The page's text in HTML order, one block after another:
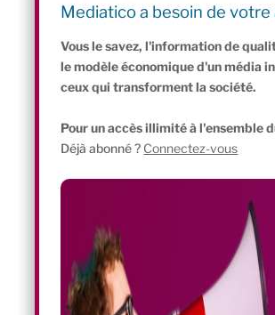
Mediatico a besoin de
Vous le savez, l'information de
le modèle économique d'un média
ceux qui transforment la société.
Pour un accès illimité à l'ensemble
Déjà abonné ? Connectez-vous